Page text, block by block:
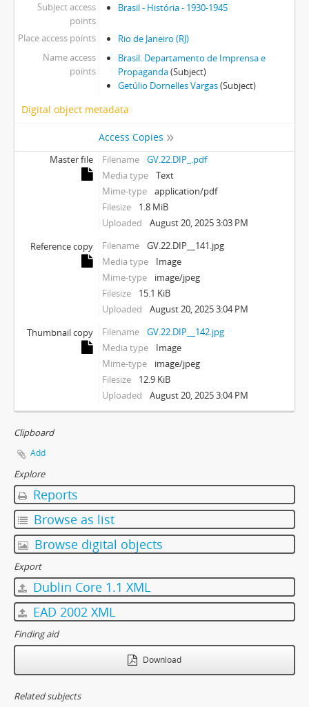
Subject access
points
Brasil - História - 1930-1945
Place access points
Rio de Janeiro (RJ)
Name access
points
Brasil. Departamento de Imprensa e
Propaganda(Subject)
Getúlio Dornelles Vargas(Subject)
Digital object metadata
Access Copies
Master file Filename
GV.22.DIP_.pdf
Media type
Text
Mime-type
application/pdf
Filesize
1.8 MiB
Uploaded
August 20, 2025 3:03 PM
Reference copy
Filename
GV.22.DIP__141.jpg
Media type
Image
Mime-type
image/jpeg
Filesize
15.1 KiB
Uploaded
August 20, 2025 3:04 PM
Thumbnail copy
Filename
GV.22.DIP__142.jpg
Media type
Image
Mime-type
image/jpeg
Filesize
12.9 KiB
Uploaded
August 20, 2025 3:04 PM
Clipboard
Add
Explore
Reports
Browse as list
Browse digital objects
Export
Dublin Core 1.1 XML
EAD 2002 XML
Finding aid
Download
Related subjects